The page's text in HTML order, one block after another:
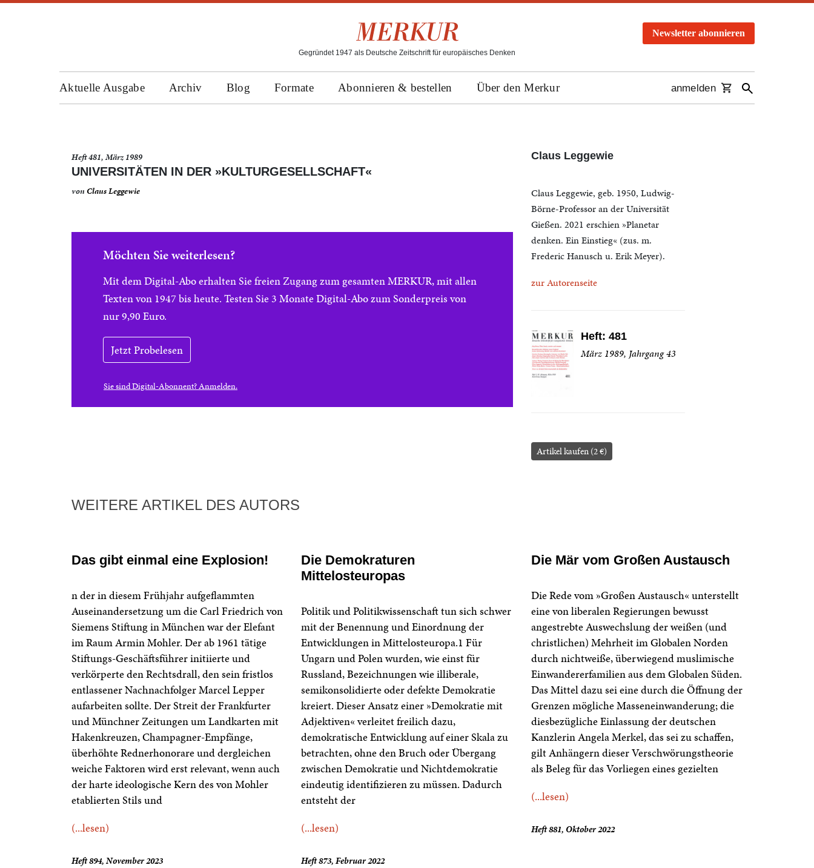
Gegründet 1947 als Deutsche Zeitschrift für europäisches Denken
Newsletter abonnieren
Aktuelle Ausgabe Archiv Blog Formate Abonnieren & bestellen Über den Merkur anmelden
Heft 481, März 1989
UNIVERSITÄTEN IN DER »KULTURGESELLSCHAFT«
vonClaus Leggewie
Möchten Sie weiterlesen?
Mit dem Digital-Abo erhalten Sie freien Zugang zum gesamten MERKUR, mit allen
Texten von 1947 bis heute. Testen Sie 3 Monate Digital-Abo zum Sonderpreis von
nur 9,90 Euro.
Jetzt Probelesen
Sie sind Digital-Abonnent? Anmelden.
Claus Leggewie
Claus Leggewie, geb. 1950, Ludwig-
Börne-Professor an der Universität
Gießen. 2021 erschien »Planetar
denken. Ein Einstieg« (zus. m.
Frederic Hanusch u. Erik Meyer).
zur Autorenseite
Heft: 481
März 1989, Jahrgang 43
Artikel kaufen (2 €)
WEITERE ARTIKEL DES AUTORS
Das gibt einmal eine Explosion!
n der in diesem Frühjahr aufgeflammten
Auseinandersetzung um die Carl Friedrich von
Siemens Stiftung in München war der Elefant
im Raum Armin Mohler. Der ab 1961 tätige
Stiftungs-Geschäftsführer initiierte und
verkörperte den Rechtsdrall, den sein fristlos
entlassener Nachnachfolger Marcel Lepper
aufarbeiten sollte. Der Streit der Frankfurter
und Münchner Zeitungen um Landkarten mit
Hakenkreuzen, Champagner-Empfänge,
überhöhte Rednerhonorare und dergleichen
weiche Faktoren wird erst relevant, wenn auch
der harte ideologische Kern des von Mohler
etablierten Stils und
(...lesen)
Heft 894, November 2023
Die Demokraturen
Mittelosteuropas
Politik und Politikwissenschaft tun sich schwer
mit der Benennung und Einordnung der
Entwicklungen in Mittelosteuropa.1 Für
Ungarn und Polen wurden, wie einst für
Russland, Bezeichnungen wie illiberale,
semikonsolidierte oder defekte Demokratie
kreiert. Dieser Ansatz einer »Demokratie mit
Adjektiven« verleitet freilich dazu,
demokratische Entwicklung auf einer Skala zu
betrachten, ohne den Bruch oder Übergang
zwischen Demokratie und Nichtdemokratie
eindeutig identifizieren zu müssen. Dadurch
entsteht der
(...lesen)
Heft 873, Februar 2022
Die Mär vom Großen Austausch
Die Rede vom »Großen Austausch« unterstellt
eine von liberalen Regierungen bewusst
angestrebte Auswechslung der weißen (und
christlichen) Mehrheit im Globalen Norden
durch nichtweiße, überwiegend muslimische
Einwandererfamilien aus dem Globalen Süden.
Das Mittel dazu sei eine durch die Öffnung der
Grenzen mögliche Masseneinwanderung; die
diesbezügliche Einlassung der deutschen
Kanzlerin Angela Merkel, das sei zu schaffen,
gilt Anhängern dieser Verschwörungstheorie
als Beleg für das Vorliegen eines gezielten
(...lesen)
Heft 881, Oktober 2022